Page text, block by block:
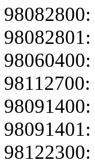
98082800:
98082801:
98060400:
98112700:
98091400:
98091401:
98122300: